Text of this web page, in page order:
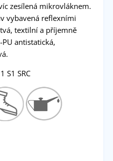
zesílená mikrovláknem.
vybavená reflexními
textilní a příjemně
antistatická,
S1 SRC